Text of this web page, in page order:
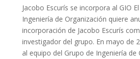
Jacobo Escurís se incorpora al GIO
Ingeniería de Organización quiere
incorporación de Jacobo Escurís
investigador del grupo. En mayo de
al equipo del Grupo de Ingeniería de